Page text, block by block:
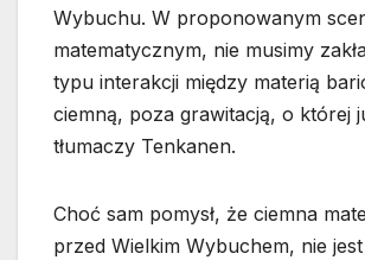
Wybuchu. W proponowanym
matematycznym, nie musimy
typu interakcji między materią
ciemną, poza grawitacją, o której
tłumaczy Tenkanen.
Choć sam pomysł, że ciemna
przed Wielkim Wybuchem, nie